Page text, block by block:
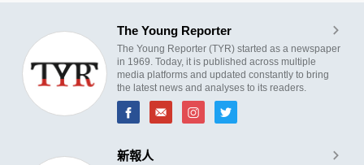
The Young Reporter
The Young Reporter (TYR) started as a newspaper
in 1969. Today, it is published across multiple
media platforms and updated constantly to bring
the latest news and analyses to its readers.
新報人